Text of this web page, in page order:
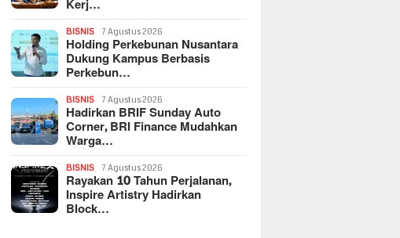
Kerj…
BISNIS 7 Agustus 2026
Holding Perkebunan Nusantara
Dukung Kampus Berbasis
Perkebun…
BISNIS 7 Agustus 2026
Hadirkan BRIF Sunday Auto
Corner, BRI Finance Mudahkan
Warga…
BISNIS 7 Agustus 2026
Rayakan 10 Tahun Perjalanan,
Inspire Artistry Hadirkan
Block…